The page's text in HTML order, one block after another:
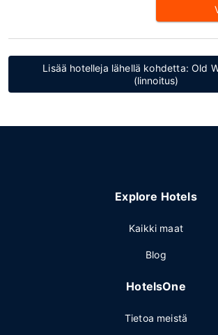
Lisää hotelleja lähellä kohdetta: Old
(linnoitus)
Explore Hotels
Kaikki maat
Blog
HotelsOne
Tietoa meistä